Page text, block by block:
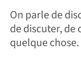
On parle de
de discuter, de
quelque chose.